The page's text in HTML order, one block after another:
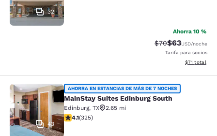
32
Ahorra 10 %
Precio tachado:
$70Precio con
$63USD/noche
Tarifa para socios
Ver detalles
$71 total
MainStay Suites Edinburg South
43
AHORRA EN ESTANCIAS DE MÁS DE 7 NOCHES
MainStay Suites Edinburg South
Edinburg, TX
2.65 mi
calificación de 4.1 estrellas. Muy bueno. 325 reseñas
4.1(325)